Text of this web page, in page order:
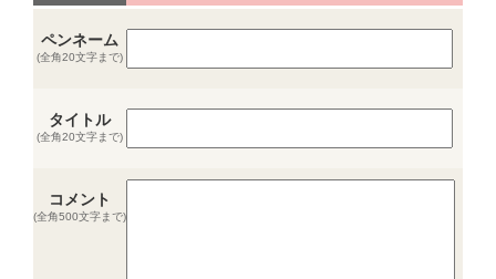
ペンネーム
(全角20文字まで)
タイトル
(全角20文字まで)
コメント
(全角500文字まで)